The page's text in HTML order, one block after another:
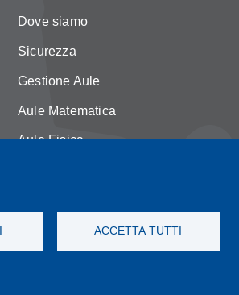
ACCETTA TUTTI
Dove siamo
Sicurezza
Gestione Aule
Aule Matematica
Aule Fisica